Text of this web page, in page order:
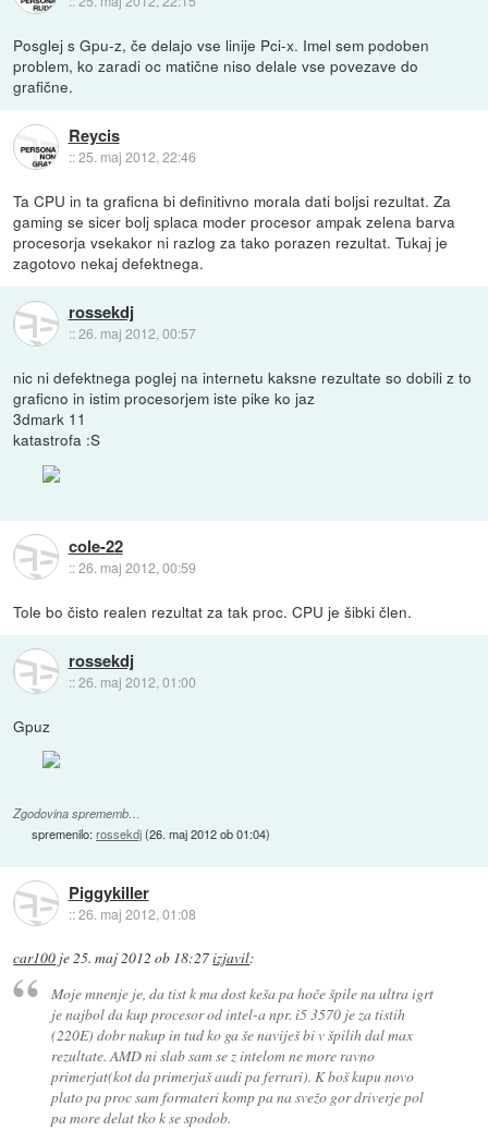
Posglej s Gpu-z, če delajo vse linije Pci-x. Imel sem podoben
problem, ko zaradi oc matične niso delale vse povezave do
grafične.
Reycis
::25. maj 2012, 22:46
Ta CPU in ta graficna bi definitivno morala dati boljsi rezultat. Za
gaming se sicer bolj splaca moder procesor ampak zelena barva
procesorja vsekakor ni razlog za tako porazen rezultat. Tukaj je
zagotovo nekaj defektnega.
rossekdj
::26. maj 2012, 00:57
nic ni defektnega poglej na internetu kaksne rezultate so dobili z to
graficno in istim procesorjem iste pike ko jaz
3dmark 11
katastrofa :S
cole-22
::26. maj 2012, 00:59
Tole bo čisto realen rezultat za tak proc. CPU je šibki člen.
rossekdj
::26. maj 2012, 01:00
Gpuz
Zgodovina sprememb…
spremenilo:rossekdj(26. maj 2012 ob 01:04)
Piggykiller
::26. maj 2012, 01:08
car100 je 25. maj 2012 ob 18:27izjavil:
Moje mnenje je, da tist k ma dost keša pa hoče špile na ultra igrt
je najbol da kup procesor od intel-a npr. i5 3570 je za tistih
(220E) dobr nakup in tud ko ga še naviješ bi v špilih dal max
rezultate. AMD ni slab sam se z intelom ne more ravno
primerjat(kot da primerjaš audi pa ferrari). K boš kupu novo
plato pa proc sam formateri komp pa na svežo gor driverje pol
pa more delat tko k se spodob.